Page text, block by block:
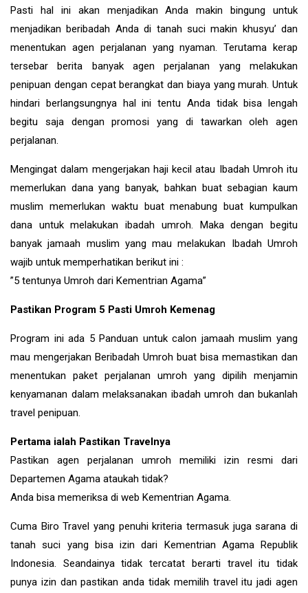
Pasti hal ini akan menjadikan Anda makin bingung untuk
menjadikan beribadah Anda di tanah suci makin khusyu’ dan
menentukan agen perjalanan yang nyaman. Terutama kerap
tersebar berita banyak agen perjalanan yang melakukan
penipuan dengan cepat berangkat dan biaya yang murah. Untuk
hindari berlangsungnya hal ini tentu Anda tidak bisa lengah
begitu saja dengan promosi yang di tawarkan oleh agen
perjalanan.
Mengingat dalam mengerjakan haji kecil atau Ibadah Umroh itu
memerlukan dana yang banyak, bahkan buat sebagian kaum
muslim memerlukan waktu buat menabung buat kumpulkan
dana untuk melakukan ibadah umroh. Maka dengan begitu
banyak jamaah muslim yang mau melakukan Ibadah Umroh
wajib untuk memperhatikan berikut ini :
”5 tentunya Umroh dari Kementrian Agama”
Pastikan Program 5 Pasti Umroh Kemenag
Program ini ada 5 Panduan untuk calon jamaah muslim yang
mau mengerjakan Beribadah Umroh buat bisa memastikan dan
menentukan paket perjalanan umroh yang dipilih menjamin
kenyamanan dalam melaksanakan ibadah umroh dan bukanlah
travel penipuan.
Pertama ialah Pastikan Travelnya
Pastikan agen perjalanan umroh memiliki izin resmi dari
Departemen Agama ataukah tidak?
Anda bisa memeriksa di web Kementrian Agama.
Cuma Biro Travel yang penuhi kriteria termasuk juga sarana di
tanah suci yang bisa izin dari Kementrian Agama Republik
Indonesia. Seandainya tidak tercatat berarti travel itu tidak
punya izin dan pastikan anda tidak memilih travel itu jadi agen